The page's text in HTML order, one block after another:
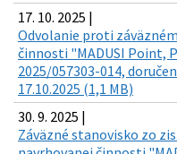
17. 10. 2025 |
Odvolanie proti
činnosti "MADUSI Point,
2025/057303-014,
17.10.2025 (1,1 MB)
30. 9. 2025 |
Záväzné stanovisko zo